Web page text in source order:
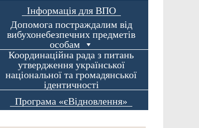
Інформація для ВПО
Допомога постраждалим від
вибухонебезпечних предметів
особам
Координаційна рада з питань
утвердження української
національної та громадянської
ідентичності
Програма «єВідновлення»